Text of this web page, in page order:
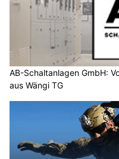
AB-Schaltanlagen GmbH:
aus Wängi TG